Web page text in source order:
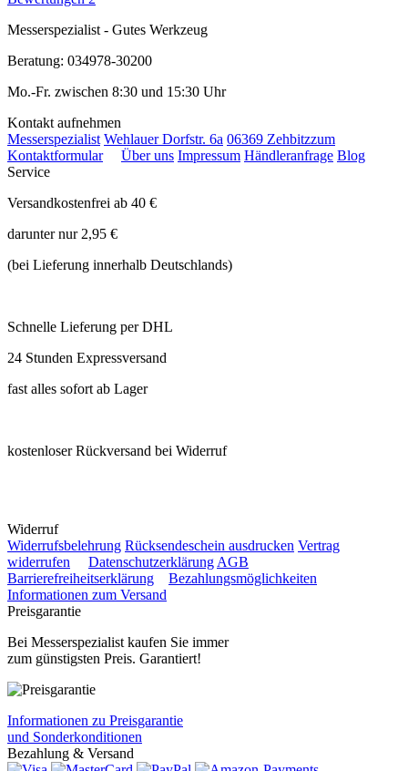
Messerspezialist - Gutes Werkzeug
Beratung: 034978-30200
Mo.-Fr. zwischen 8:30 und 15:30 Uhr
Kontakt aufnehmen
Messerspezialist Wehlauer Dorfstr. 6a 06369 Zehbitzzum
Kontaktformular
Über uns Impressum Händleranfrage Blog
Service
Versandkostenfrei ab 40 €
darunter nur 2,95 €
(bei Lieferung innerhalb Deutschlands)
Schnelle Lieferung per DHL
24 Stunden Expressversand
fast alles sofort ab Lager
kostenloser Rückversand bei Widerruf
Widerruf
Widerrufsbelehrung Rücksendeschein ausdrucken Vertrag
widerrufen
Datenschutzerklärung AGB
Barrierefreiheitserklärung
Bezahlungsmöglichkeiten
Informationen zum Versand
Preisgarantie
Bei Messerspezialist kaufen Sie immer
zum günstigsten Preis. Garantiert!
Informationen zu Preisgarantie
und Sonderkonditionen
Bezahlung & Versand